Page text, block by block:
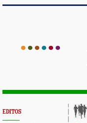
EDITOS